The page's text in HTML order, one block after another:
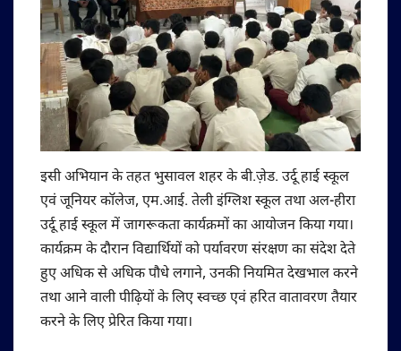
इसी अभियान के तहत भुसावल शहर के बी.ज़ेड. उर्दू हाई स्कूल
एवं जूनियर कॉलेज, एम.आई. तेली इंग्लिश स्कूल तथा अल-हीरा
उर्दू हाई स्कूल में जागरूकता कार्यक्रमों का आयोजन किया गया।
कार्यक्रम के दौरान विद्यार्थियों को पर्यावरण संरक्षण का संदेश देते
हुए अधिक से अधिक पौधे लगाने, उनकी नियमित देखभाल करने
तथा आने वाली पीढ़ियों के लिए स्वच्छ एवं हरित वातावरण तैयार
करने के लिए प्रेरित किया गया।